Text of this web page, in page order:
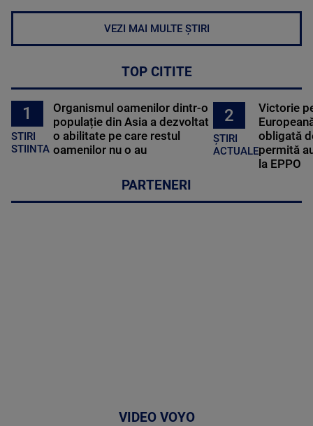
VEZI MAI MULTE ȘTIRI
TOP CITITE
1
STIRI
STIINTA
Organismul oamenilor dintr-o
populație din Asia a dezvoltat
o abilitate pe care restul
oamenilor nu o au
2
ȘTIRI
ACTUALE
Victorie
obligată
permită
la EPPO
PARTENERI
VIDEO VOYO